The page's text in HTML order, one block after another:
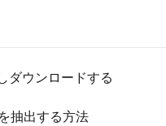
ダウンロードする
抽出する方法